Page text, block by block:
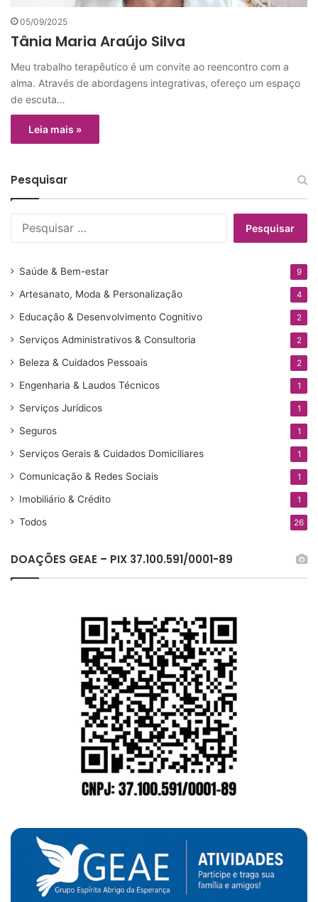
05/09/2025
Tânia Maria Araújo Silva
Meu trabalho terapêutico é um convite ao reencontro com a
alma. Através de abordagens integrativas, ofereço um espaço
de escuta…
Leia mais »
Pesquisar
Saúde & Bem-estar 9
Artesanato, Moda & Personalização 4
Educação & Desenvolvimento Cognitivo 2
Serviços Administrativos & Consultoria 2
Beleza & Cuidados Pessoais 2
Engenharia & Laudos Técnicos 1
Serviços Jurídicos 1
Seguros 1
Serviços Gerais & Cuidados Domiciliares 1
Comunicação & Redes Sociais 1
Imobiliário & Crédito 1
Todos 26
DOAÇÕES GEAE – PIX 37.100.591/0001-89